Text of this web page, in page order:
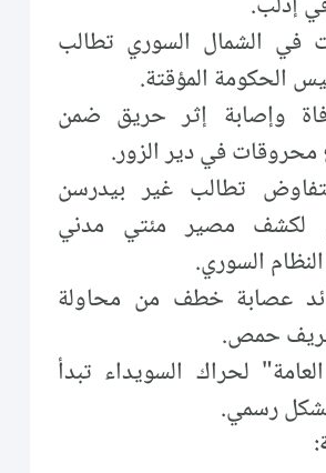
في الشمال السوري تطالب
الحكومة المؤقتة.
وإصابة إثر حريق ضمن
في دير الزور.
تطالب غير بيدرسن
لكشف مصير مئتي مدني
السوري.
عصابة خطف من محاولة
حمص.
لحراك السويداء تبدأ
بشكل رسمي.